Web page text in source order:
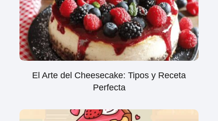
El Arte del Cheesecake: Tipos y Receta
Perfecta